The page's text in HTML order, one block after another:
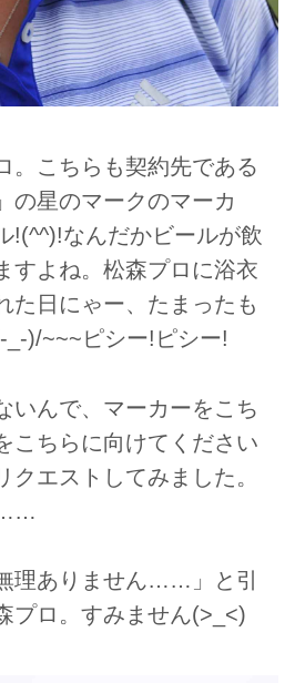
。こちらも契約先である
の星のマークのマーカ
!(^^)!なんだかビールが飲
すよね。松森プロに浴衣
た日にゃー、たまったも
_-)/~~~ピシー!ピシー!
いんで、マーカーをこち
こちらに向けてください
クエストしてみました。
……
理ありません……」と引
プロ。すみません(>_<)